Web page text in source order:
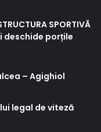
SPORTIVĂ
deschide porțile
– Agighiol
legal de viteză